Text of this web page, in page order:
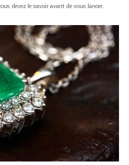
devez le savoir avant de vous lancer.